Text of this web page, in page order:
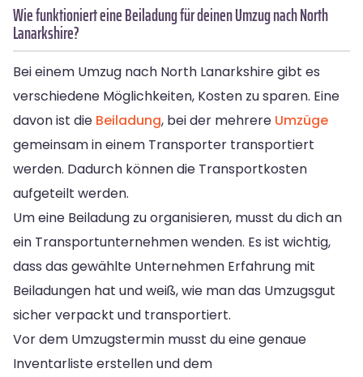
Wie funktioniert eine Beiladung für deinen Umzug nach North
Lanarkshire?
Bei einem Umzug nach North Lanarkshire gibt es
verschiedene Möglichkeiten, Kosten zu sparen. Eine
davon ist die Beiladung, bei der mehrere Umzüge
gemeinsam in einem Transporter transportiert
werden. Dadurch können die Transportkosten
aufgeteilt werden.
Um eine Beiladung zu organisieren, musst du dich an
ein Transportunternehmen wenden. Es ist wichtig,
dass das gewählte Unternehmen Erfahrung mit
Beiladungen hat und weiß, wie man das Umzugsgut
sicher verpackt und transportiert.
Vor dem Umzugstermin musst du eine genaue
Inventarliste erstellen und dem